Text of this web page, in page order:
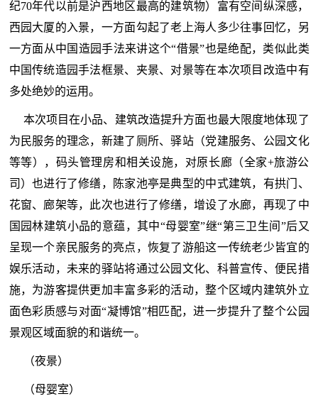
纪70年代以前是沪西地区最高的建筑物）富有空间纵深感，
西园大厦的入景，一方面勾起了老上海人多少往事回忆，另
一方面从中国造园手法来讲这个“借景”也是绝配，类似此类
中国传统造园手法框景、夹景、对景等在本次项目改造中有
多处绝妙的运用。
本次项目在小品、建筑改造提升方面也最大限度地体现了
为民服务的理念，新建了厕所、驿站（党建服务、公园文化
等等），码头管理房和相关设施，对原长廊（全家+旅游公
司）也进行了修缮，陈家池亭是典型的中式建筑，有拱门、
花窗、廊架等，此次也进行了修缮，增设了水廊，再现了中
国园林建筑小品的意蕴，其中“母婴室”继“第三卫生间”后又
呈现一个亲民服务的亮点，恢复了游船这一传统老少皆宜的
娱乐活动，未来的驿站将通过公园文化、科普宣传、便民措
施，为游客提供更加丰富多彩的活动，整个区域内建筑外立
面色彩质感与对面“凝博馆”相匹配，进一步提升了整个公园
景观区域面貌的和谐统一。
（夜景）
（母婴室）